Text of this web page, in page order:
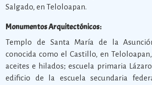
Salgado, en Teloloapan.
Monumentos Arquitectónicos:
Templo de Santa María de la
conocida como el Castillo, en
aceites e hilados; escuela primaria
edificio de la escuela secundaria